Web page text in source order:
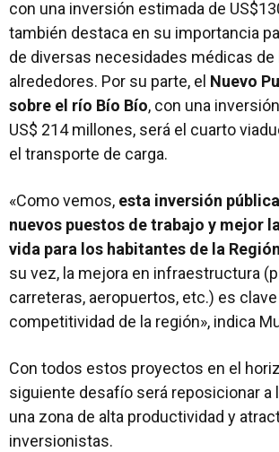
con una inversión estimada de
también destaca en su importancia
de diversas necesidades médicas de
alrededores. Por su parte, el Nuevo
sobre el río Bío Bío, con una
US$ 214 millones, será el cuarto
el transporte de carga.
«Como vemos, esta inversión
nuevos puestos de trabajo y mejor
vida para los habitantes de la
su vez, la mejora en infraestructura
carreteras, aeropuertos, etc.) es clave
competitividad de la región», indica
Con todos estos proyectos en el
siguiente desafío será reposicionar a
una zona de alta productividad y
inversionistas.